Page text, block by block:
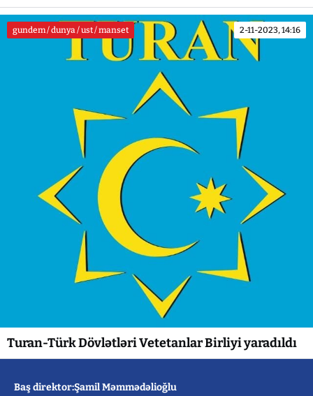
gundem / dunya / ust / manset 2-11-2023, 14:16
Turan-Türk Dövlətləri Vetetanlar Birliyi yaradıldı
Baş direktor:Şamil Məmmədəlioğlu